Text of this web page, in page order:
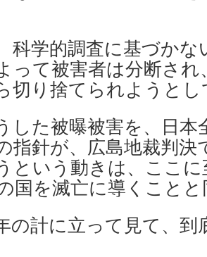
学的調査に基づかな
って被害者は分断さ
切り捨てられようと
被曝被害を、日本
指針が、広島地裁判
という動きは、ここ
国を滅亡に導くこと
の計に立って見て、